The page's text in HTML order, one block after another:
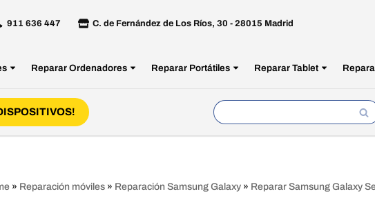
911 636 447 C. de Fernández de Los Ríos, 30 - 28015 Madrid
Reparar Ordenadores Reparar Portátiles Reparar Tablet
» Reparación móviles » Reparación Samsung Galaxy » Reparar Samsung Galaxy